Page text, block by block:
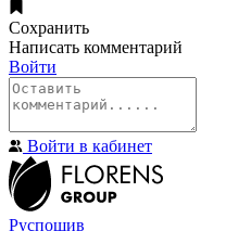
Сохранить
Написать комментарий
Войти
Войти в кабинет
Руспошив